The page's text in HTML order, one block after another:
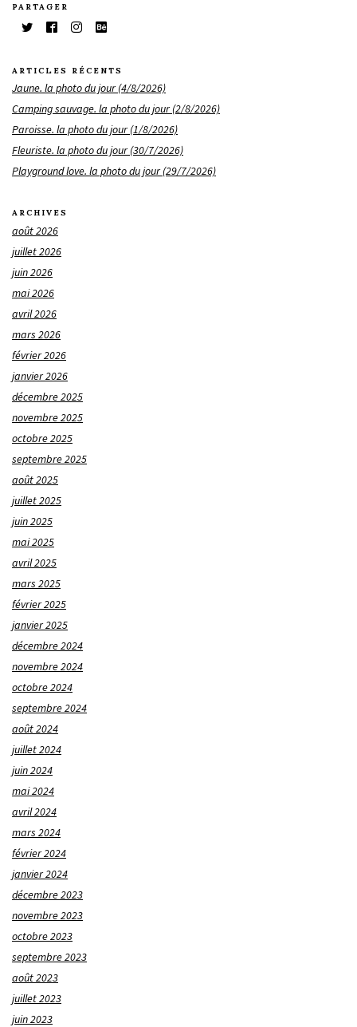
PARTAGER
ARTICLES RÉCENTS
Jaune. la photo du jour (4/8/2026)
Camping sauvage. la photo du jour (2/8/2026)
Paroisse. la photo du jour (1/8/2026)
Fleuriste. la photo du jour (30/7/2026)
Playground love. la photo du jour (29/7/2026)
ARCHIVES
août 2026
juillet 2026
juin 2026
mai 2026
avril 2026
mars 2026
février 2026
janvier 2026
décembre 2025
novembre 2025
octobre 2025
septembre 2025
août 2025
juillet 2025
juin 2025
mai 2025
avril 2025
mars 2025
février 2025
janvier 2025
décembre 2024
novembre 2024
octobre 2024
septembre 2024
août 2024
juillet 2024
juin 2024
mai 2024
avril 2024
mars 2024
février 2024
janvier 2024
décembre 2023
novembre 2023
octobre 2023
septembre 2023
août 2023
juillet 2023
juin 2023